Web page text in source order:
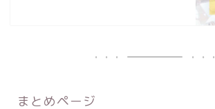
まとめページ